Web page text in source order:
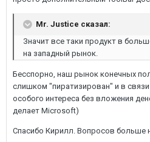
Mr. Justice сказал:
Значит все таки продукт в
на западный рынок.
Бесспорно, наш рынок конечных
слишком "пиратизирован" и в
особого интереса без вложения
делает Microsoft)
Спасибо Кирилл. Вопросов больше